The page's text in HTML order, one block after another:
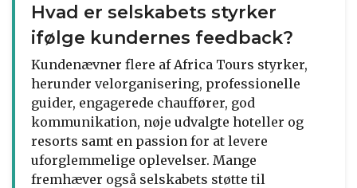
Hvad er selskabets styrker
ifølge kundernes feedback?
Kundenævner flere af Africa Tours styrker,
herunder velorganisering, professionelle
guider, engagerede chauffører, god
kommunikation, nøje udvalgte hoteller og
resorts samt en passion for at levere
uforglemmelige oplevelser. Mange
fremhæver også selskabets støtte til